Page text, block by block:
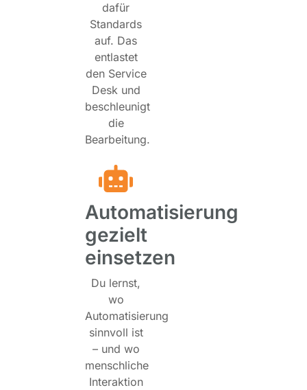
dafür
Standards
auf. Das
entlastet
den Service
Desk und
beschleunigt
die
Bearbeitung.
Automatisierung
gezielt
einsetzen
Du lernst,
wo
Automatisierung
sinnvoll ist
– und wo
menschliche
Interaktion